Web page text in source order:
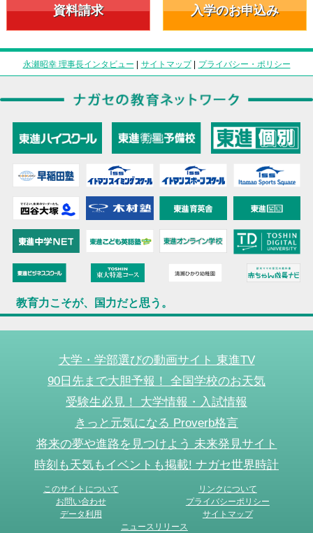
資料請求 入学のお申込み
永瀬昭幸 理事長インタビュー | サイトマップ| プライバシー・ポリシー
教育力こそが、国力だと思う。
大学・学部選びの動画サイト 東進TV
90日先まで大胆予報！ 全国学校のお天気
受験生必見！ 大学情報・入試情報
きっと元気になる Proverb格言
将来の夢や進路を見つけよう 未来発見サイト
時刻も天気もイベントも掲載! ナガセ世界時計
このサイトについて
リンクについて
お問い合わせ
プライバシーポリシー
データ利用
サイトマップ
ニュースリリース